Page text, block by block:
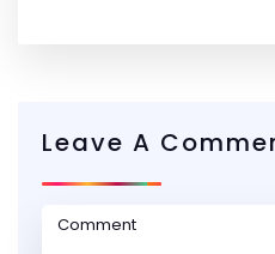
Leave A